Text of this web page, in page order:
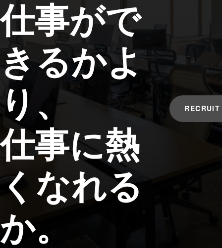
仕事がで
きるかよ
り、
仕事に熱
くなれる
か。